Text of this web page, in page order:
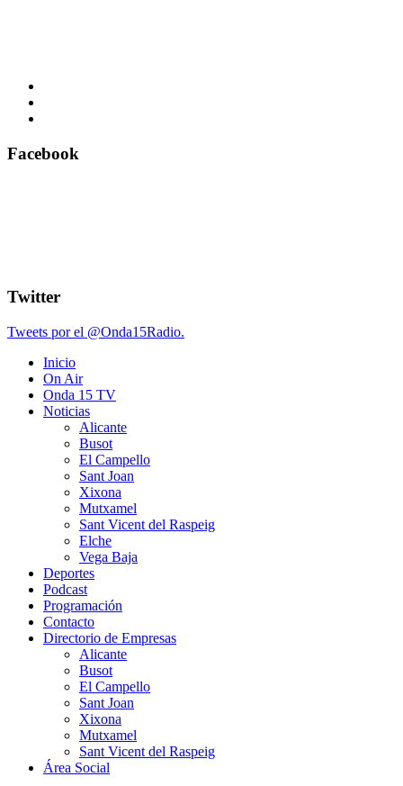
Facebook
Twitter
Tweets por el @Onda15Radio.
Inicio
On Air
Onda 15 TV
Noticias
Alicante
Busot
El Campello
Sant Joan
Xixona
Mutxamel
Sant Vicent del Raspeig
Elche
Vega Baja
Deportes
Podcast
Programación
Contacto
Directorio de Empresas
Alicante
Busot
El Campello
Sant Joan
Xixona
Mutxamel
Sant Vicent del Raspeig
Área Social